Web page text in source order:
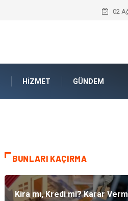
02
HIZMET GÜNDEM
BUNLARI KAÇIRMA
Kira mı, Kredi mi? Karar